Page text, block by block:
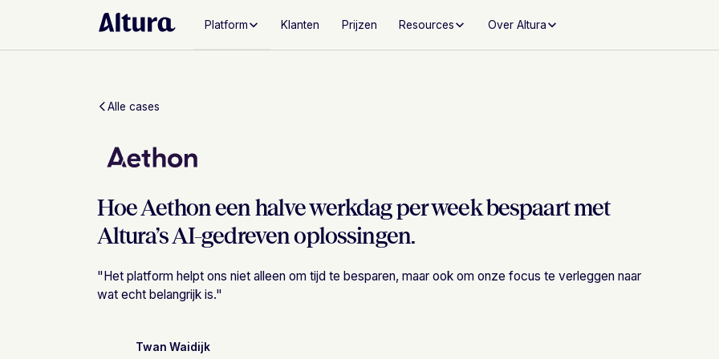
Platform Klanten Prijzen Resources Over Altura
Alle cases
Hoe Aethon een halve werkdag per week bespaart met
Altura’s AI-gedreven oplossingen.
"Het platform helpt ons niet alleen om tijd te besparen, maar ook om onze focus te verleggen naar
wat echt belangrijk is."
Twan Waidijk